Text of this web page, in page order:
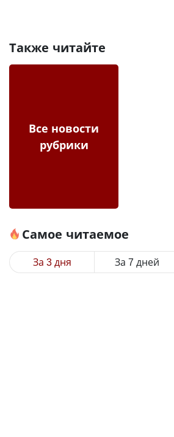
Также читайте
Все новости
рубрики
Самое читаемое
За 3 дня За 7 дней